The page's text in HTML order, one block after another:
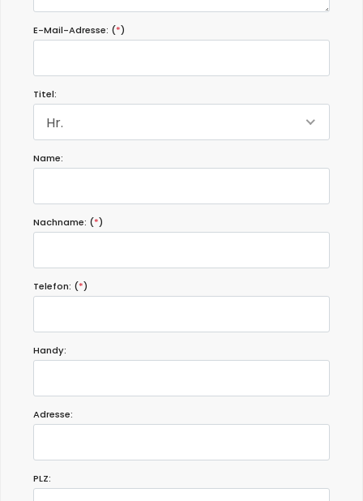
E-Mail-Adresse: (*)
Titel:
Hr.
Name:
Nachname: (*)
Telefon: (*)
Handy:
Adresse:
PLZ: